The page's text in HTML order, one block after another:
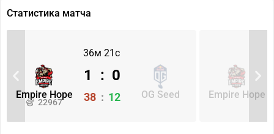
Статистика матча
36м 21с
Empire Hope
22967
OG Seed
1 : 0
38 : 12 Empire Hope